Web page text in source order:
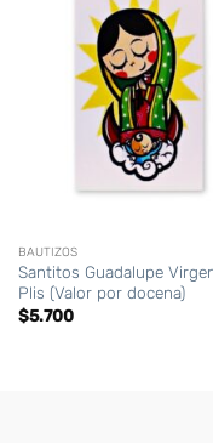
BAUTIZOS
Santitos Guadalupe
Plis (Valor por docena)
$5.700